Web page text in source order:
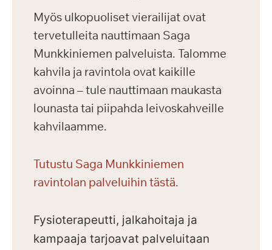
Myös ulkopuoliset vierailijat ovat
tervetulleita nauttimaan Saga
Munkkiniemen palveluista. Talomme
kahvila ja ravintola ovat kaikille
avoinna – tule nauttimaan maukasta
lounasta tai piipahda leivoskahveille
kahvilaamme.
Tutustu Saga Munkkiniemen
ravintolan palveluihin tästä.
Fysioterapeutti, jalkahoitaja ja
kampaaja tarjoavat palveluitaan